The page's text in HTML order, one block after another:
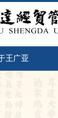
王广亚